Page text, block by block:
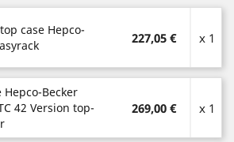
case Hepco-
227,05 € x 1
Hepco-Becker
42 Version top-
269,00 € x 1